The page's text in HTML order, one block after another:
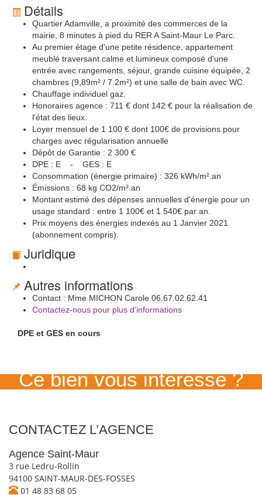
Détails
Quartier Adamville, a proximité des commerces de la
mairie, 8 minutes à pied du RER A Saint-Maur Le Parc.
Au premier étage d'une petite résidence, appartement
meublé traversant calme et lumineux composé d'une
entrée avec rangements, séjour, grande cuisine équipée, 2
chambres (9,89m² / 7.2m²) et une salle de bain avec WC.
Chauffage individuel gaz.
Honoraires agence : 711 € dont 142 € pour la réalisation de
l'état des lieux.
Loyer mensuel de 1 100 € dont 100€ de provisions pour
charges avec régularisation annuelle
Dépôt de Garantie : 2 300 €
DPE : E - GES : E
Consommation (énergie primaire) : 326 kWh/m².an
Émissions : 68 kg CO2/m².an
Montant estimé des dépenses annuelles d'énergie pour un
usage standard : entre 1 100€ et 1 540€ par an.
Prix moyens des énergies indexés au 1 Janvier 2021
(abonnement compris).
Juridique
Autres informations
Contact : Mme MICHON Carole 06.67.02.62.41
Contactez-nous pour plus d’informations
DPE et GES en cours
Ce bien vous intéresse ?
CONTACTEZ L’AGENCE
Agence Saint-Maur
3 rue Ledru-Rollin
94100 SAINT-MAUR-DES-FOSSES
01 48 83 68 05